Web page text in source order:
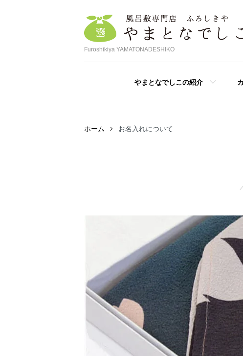
Furoshikiya YAMATONADESHIKO
やまとなでしこの紹介
ホーム お名入れについて